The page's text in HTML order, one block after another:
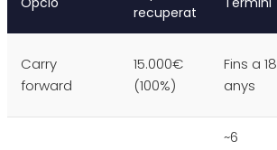
recuperat
Carry
forward
15.000€
(100%)
Fins a 18
anys
~6